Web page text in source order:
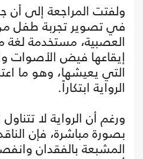
ولفتت المراجعة إلى
في تصوير تجربة طفل
العصبية، مستخدمة
إيقاعها فيض الأصوات
التي يعيشها، وهو ما
الرواية ابتكاراً.
ورغم أن الرواية لا
بصورة مباشرة، فإن
المشبعة بالفقدان